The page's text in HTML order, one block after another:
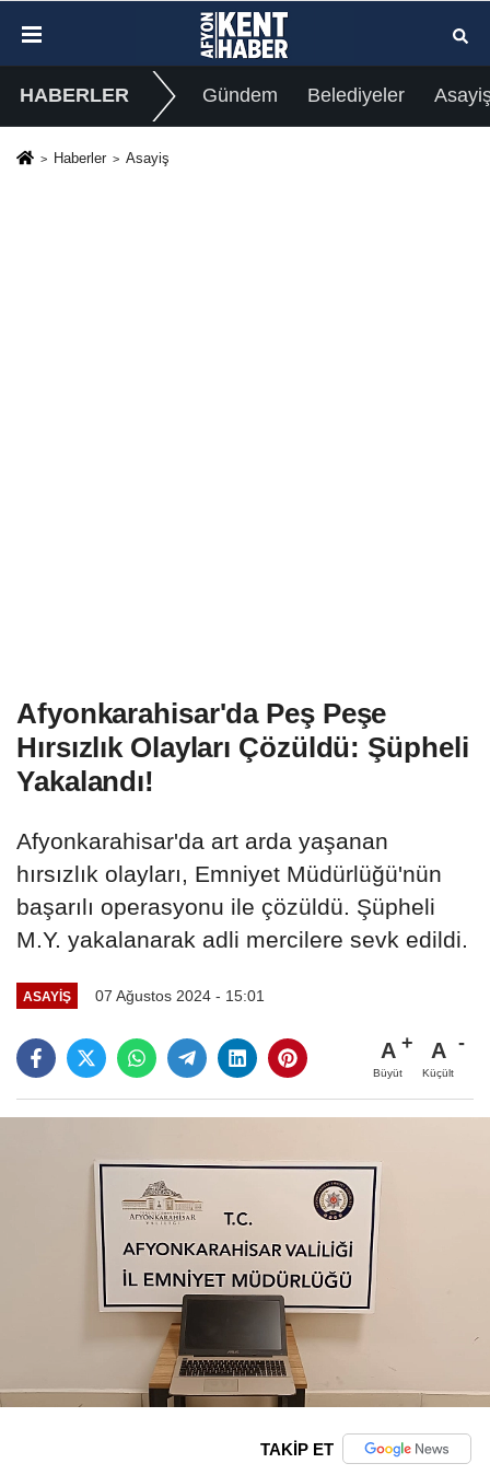
HABERLER Gündem Belediyeler
Haberler Asayiş
Afyonkarahisar'da Peş Peşe
Hırsızlık Olayları Çözüldü: Şüpheli
Yakalandı!
Afyonkarahisar'da art arda yaşanan
hırsızlık olayları, Emniyet Müdürlüğü'nün
başarılı operasyonu ile çözüldü. Şüpheli
M.Y. yakalanarak adli mercilere sevk edildi.
ASAYIŞ 07 Ağustos 2024 - 15:01
A
Büyüt
A
Küçült
TAKİP ET